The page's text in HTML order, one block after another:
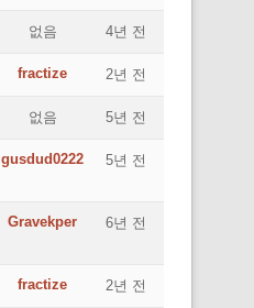
없음 4년 전
fractize 2년 전
없음 5년 전
gusdud0222 5년 전
Gravekper 6년 전
fractize 2년 전